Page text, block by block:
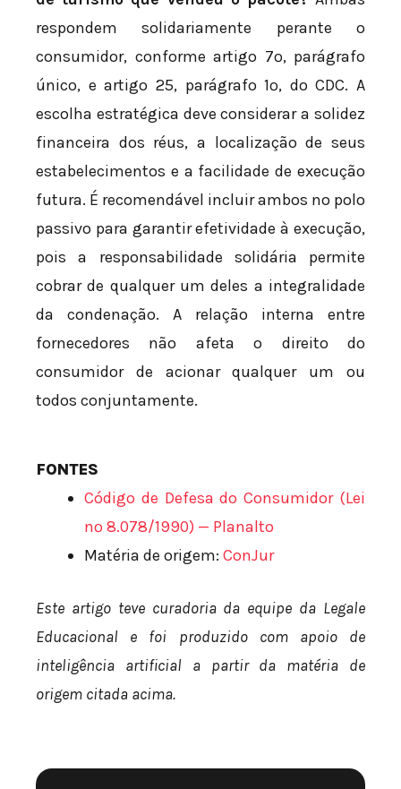
respondem solidariamente perante o
consumidor, conforme artigo 7º, parágrafo
único, e artigo 25, parágrafo 1º, do CDC. A
escolha estratégica deve considerar a solidez
financeira dos réus, a localização de seus
estabelecimentos e a facilidade de execução
futura. É recomendável incluir ambos no polo
passivo para garantir efetividade à execução,
pois a responsabilidade solidária permite
cobrar de qualquer um deles a integralidade
da condenação. A relação interna entre
fornecedores não afeta o direito do
consumidor de acionar qualquer um ou
todos conjuntamente.
FONTES
Código de Defesa do Consumidor (Lei
nº 8.078/1990) — Planalto
Matéria de origem: ConJur
Este artigo teve curadoria da equipe da Legale
Educacional e foi produzido com apoio de
inteligência artificial a partir da matéria de
origem citada acima.